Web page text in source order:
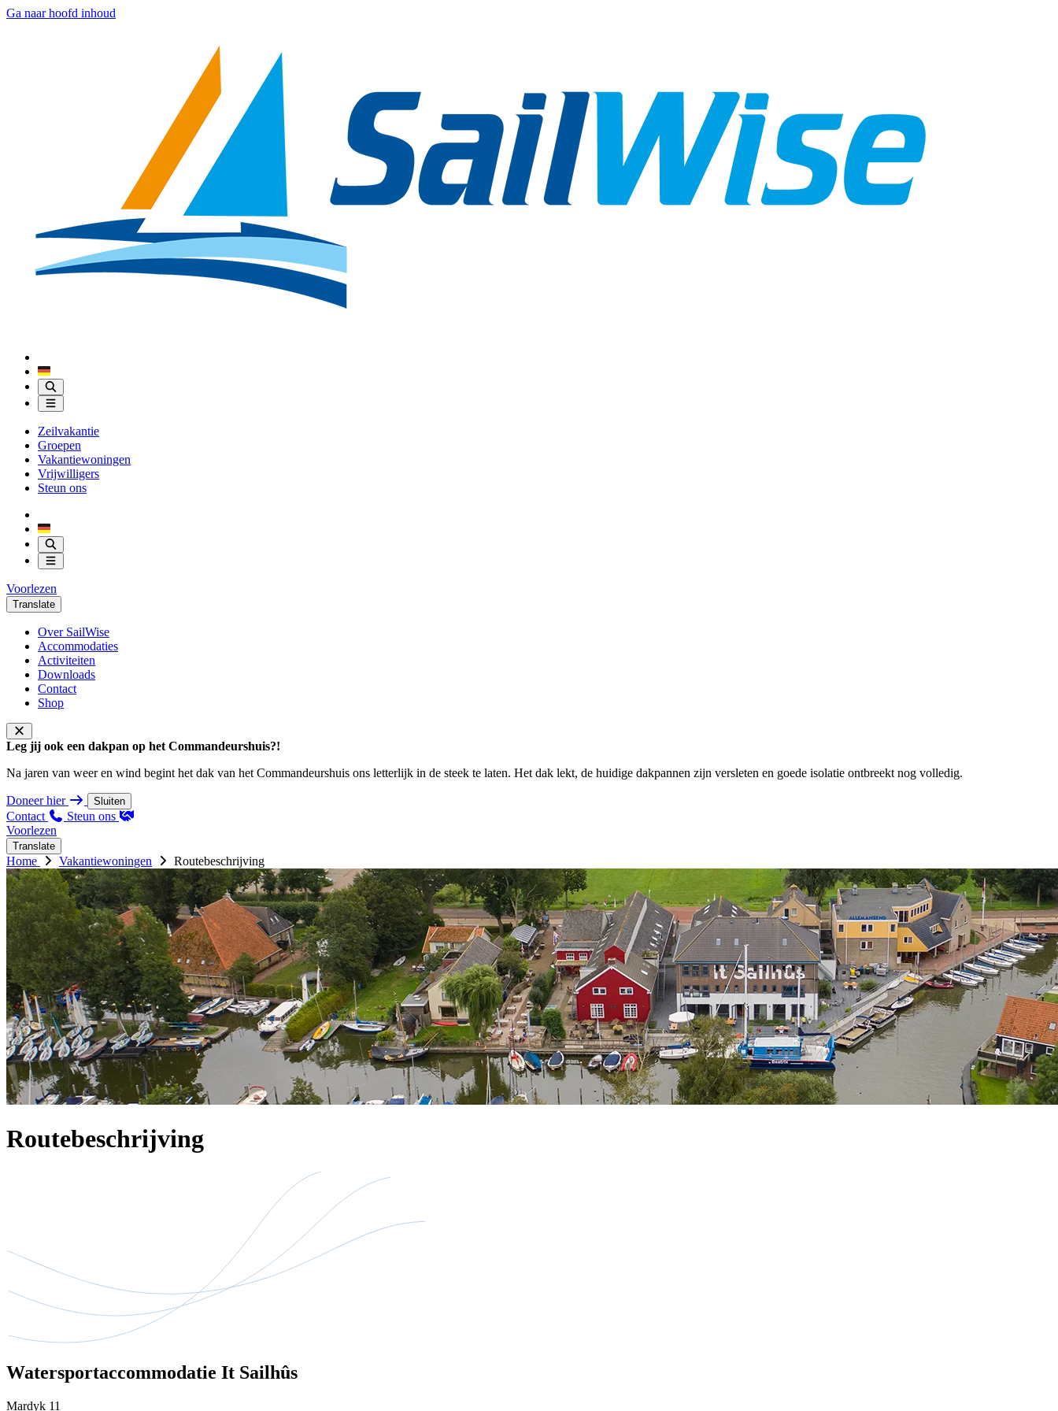
Ga naar hoofd inhoud
Zeilvakantie
Groepen
Vakantiewoningen
Vrijwilligers
Steun ons
Voorlezen
Translate
Over SailWise
Accommodaties
Activiteiten
Downloads
Contact
Shop
Leg jij ook een dakpan op het Commandeurshuis?!
Na jaren van weer en wind begint het dak van het Commandeurshuis ons letterlijk in de steek te laten. Het dak lekt, de huidige dakpannen zijn versleten en goede isolatie ontbreekt nog volledig.
Doneer hier Sluiten
Contact
Steun ons
Voorlezen
Translate
Home Vakantiewoningen Routebeschrijving
Routebeschrijving
Watersportaccommodatie It Sailhûs
Mardyk 11